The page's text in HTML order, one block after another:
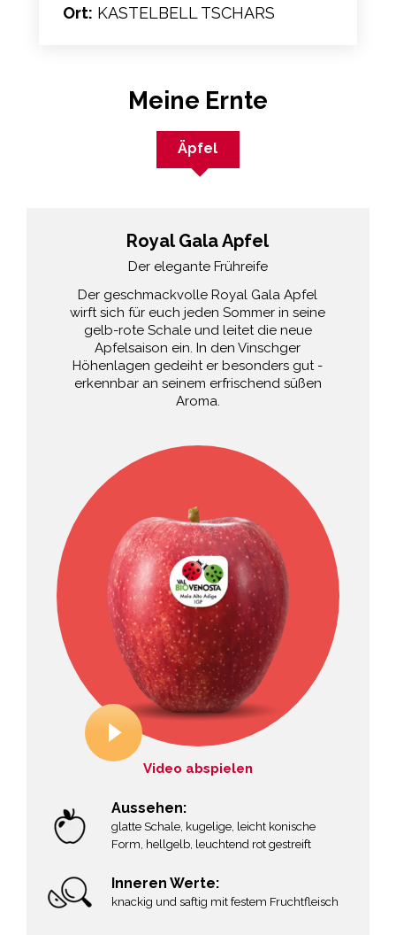
Ort: KASTELBELL TSCHARS
Meine Ernte
Royal Gala Apfel
Der elegante Frühreife
Der geschmackvolle Royal Gala Apfel
wirft sich für euch jeden Sommer in seine
gelb-rote Schale und leitet die neue
Apfelsaison ein. In den Vinschger
Höhenlagen gedeiht er besonders gut -
erkennbar an seinem erfrischend süßen
Aroma.
Video abspielen
Aussehen:
glatte Schale, kugelige, leicht konische
Form, hellgelb, leuchtend rot gestreift
Inneren Werte:
knackig und saftig mit festem Fruchtfleisch
Äpfel